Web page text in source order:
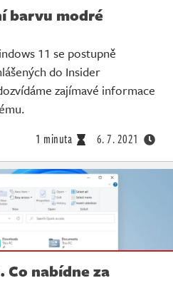
barvu modré
11 se postupně
do Insider
zajímavé informace
1 minuta 6. 7. 2021
Co nabídne za